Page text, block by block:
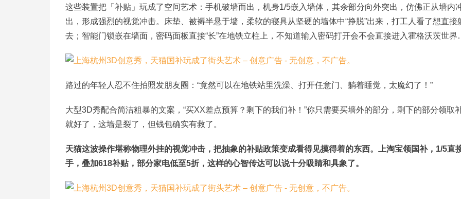
这些装置把「补贴」玩成了空间艺术：手机破墙而出，机身1/5嵌入墙体，其余部分向外突出，仿佛正从墙内
出，形成强烈的视觉冲击。床垫、被褥半悬于墙，柔软的寝具从坚硬的墙体中“挣脱”出来，打工人看了想直接
去；智能门锁嵌在墙面，密码面板直接“长”在地铁立柱上，不知道输入密码打开会不会直接进入霍格沃茨世
路过的年轻人忍不住拍照发朋友圈：“竟然可以在地铁站里洗澡、打开任意门、躺着睡觉，太魔幻了！”
大型3D秀配合简洁粗暴的文案，“买XX差点预算？剩下的我们补！”你只需要买墙外的部分，剩下的部分领取
就好了，这墙是裂了，但钱包确实有救了。
天猫这波操作堪称物理外挂的视觉冲击，把抽象的补贴政策变成看得见摸得着的东西。上淘宝领国补，1/5直
手，叠加618补贴，部分家电低至5折，这样的心智传达可以说十分吸睛和具象了。